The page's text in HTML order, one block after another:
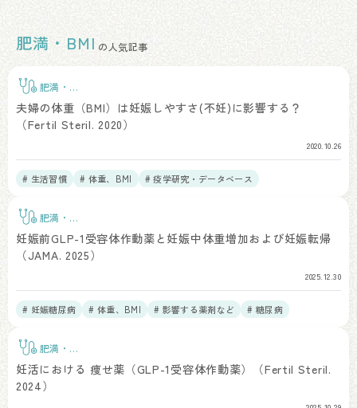
ー
ジ
り
肥満・BMI の人気記事
肥満・
BMI
夫婦の体重（BMI）は妊娠しやすさ(不妊)に影響する？
（Fertil Steril. 2020）
2020.10.26
# 生活習慣 # 体重、BMI # 疫学研究・データベース
肥満・
BMI
妊娠前GLP-1受容体作動薬と妊娠中体重増加および妊娠転帰
（JAMA. 2025）
2025.12.30
# 妊娠糖尿病 # 体重、BMI # 影響する薬剤など # 糖尿病
肥満・
妊活における 痩せ薬（GLP-1受容体作動薬）（Fertil Steril.
2024）